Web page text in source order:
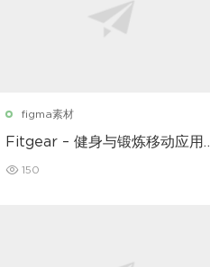
figma素材
Fitgear – 健身与锻炼移动应用
150